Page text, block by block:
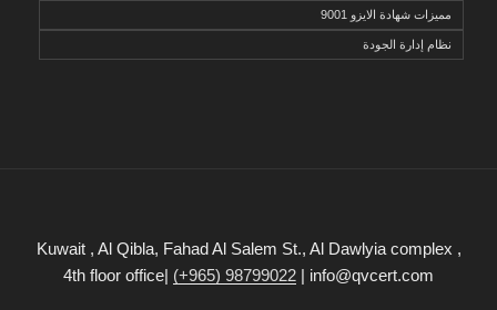
مميزات شهادة الايزو 9001
نظام إدارة الجودة
Kuwait , Al Qibla, Fahad Al Salem St., Al Dawlyia complex ,
4th floor office| (+965) 98799022 | info@qvcert.com